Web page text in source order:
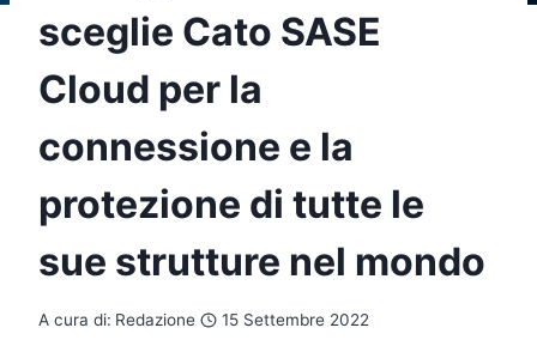
sceglie Cato SASE
Cloud per la
connessione e la
protezione di tutte le
sue strutture nel mondo
A cura di: Redazione 15 Settembre 2022